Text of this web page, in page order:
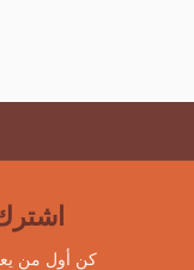
كن أول من